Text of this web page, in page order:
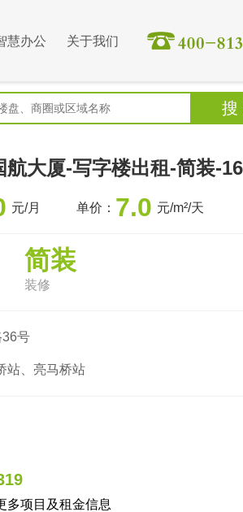
慧办公 关于我们
大厦-写字楼出租-简装-
元/月 单价： 7.0 元/m²/天
简装
装修
号
站、亮马桥站
多项目及租金信息